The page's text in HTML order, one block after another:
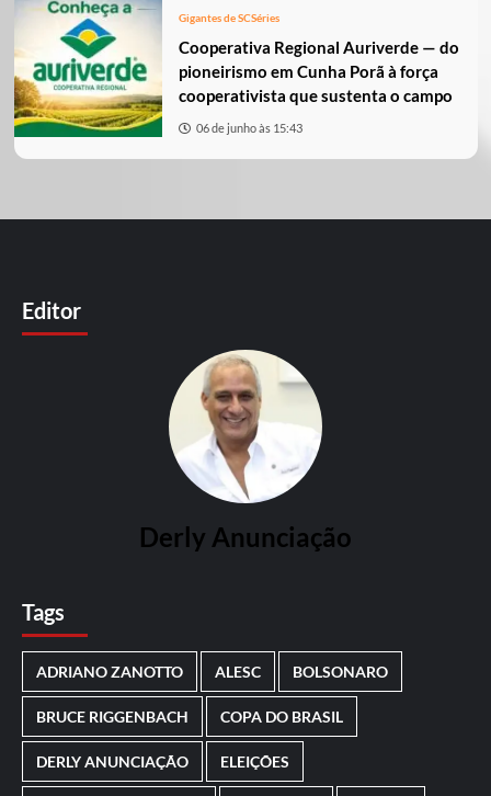
Gigantes de SCSéries
Cooperativa Regional Auriverde — do
pioneirismo em Cunha Porã à força
cooperativista que sustenta o campo
06 de junho às 15:43
Editor
Derly Anunciação
Tags
ADRIANO ZANOTTO ALESC BOLSONARO
BRUCE RIGGENBACH COPA DO BRASIL
DERLY ANUNCIAÇÃO ELEIÇÕES